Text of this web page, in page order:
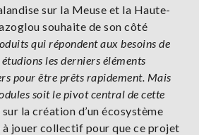
sur la Meuse et la Haute-
souhaite de son côté
qui répondent aux besoins de
les derniers éléments
pour être prêts rapidement. Mais
soit le pivot central de cette
la création d’un écosystème
jouer collectif pour que ce projet